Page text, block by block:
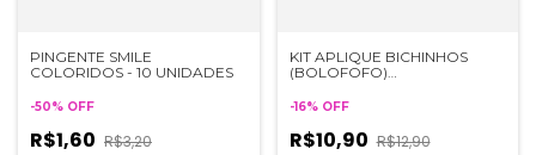
PINGENTE SMILE
COLORIDOS - 10 UNIDADES
-50% OFF
R$1,60 R$3,20
KIT APLIQUE BICHINHOS
(BOLOFOFO)
UNIDADES
-16% OFF
R$10,90 R$12,90